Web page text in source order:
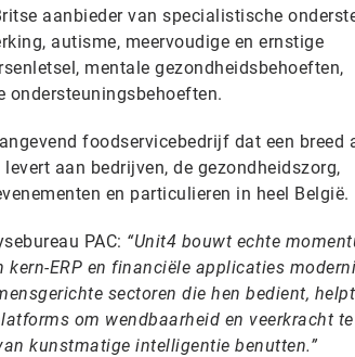
aanbieder van specialistische
autisme, meervoudige en ernstige
mentale gezondheidsbehoeften,
ondersteuningsbehoeften.
foodservicebedrijf dat een breed
aan bedrijven, de gezondheidszorg,
en particulieren in heel België.
PAC: “Unit4 bouwt echte
ERP en financiële applicaties
sectoren die hen bedient,
om wendbaarheid en veerkracht te
kunstmatige intelligentie benutten.”